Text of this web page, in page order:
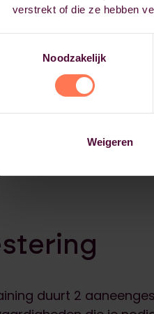
verstrekt of die ze hebben
Noodzakelijk
Weigeren
duurt 2